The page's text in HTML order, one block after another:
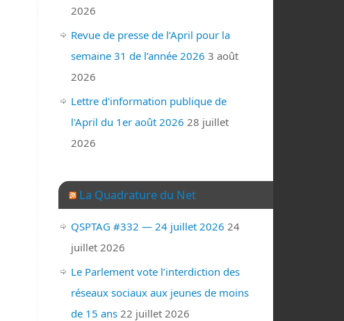
2026
Revue de presse de l’April pour la
semaine 31 de l’année 2026 3 août
2026
Lettre d'information publique de
l'April du 1er août 2026 28 juillet
2026
La Quadrature du Net
QSPTAG #332 — 24 juillet 2026 24
juillet 2026
Le Parlement vote l’interdiction des
réseaux sociaux aux jeunes de moins
de 15 ans 22 juillet 2026